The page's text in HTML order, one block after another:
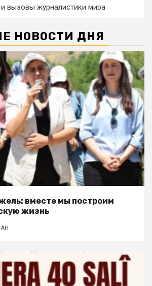
вызовы журналистики мира
НОВОСТИ ДНЯ
вместе мы построим
жизнь